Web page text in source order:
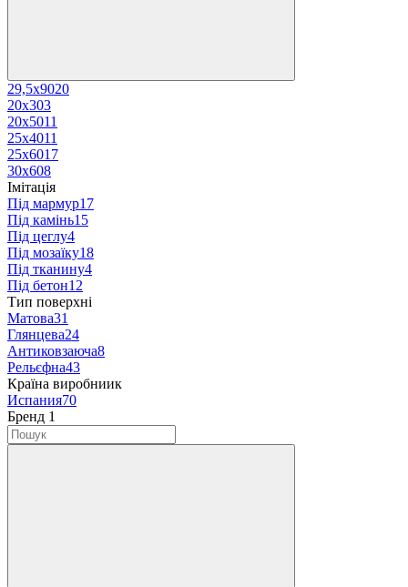
29,5x9020
20x303
20x5011
25x4011
25x6017
30x608
Імітація
Під мармур17
Під камінь15
Під цеглу4
Під мозаїку18
Під тканину4
Під бетон12
Тип поверхні
Матова31
Глянцева24
Антиковзаюча8
Рельєфна43
Країна виробниик
Испания70
Бренд 1